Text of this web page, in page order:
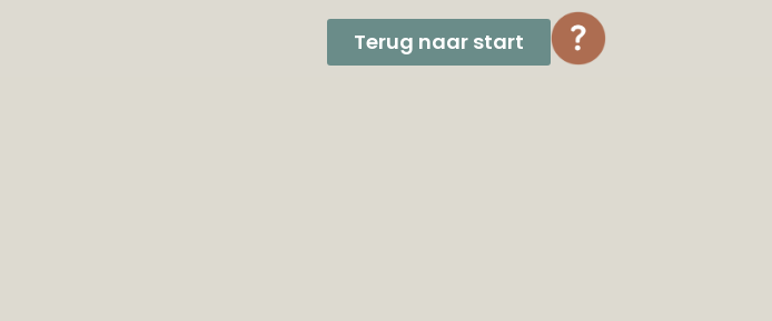
Terug naar start